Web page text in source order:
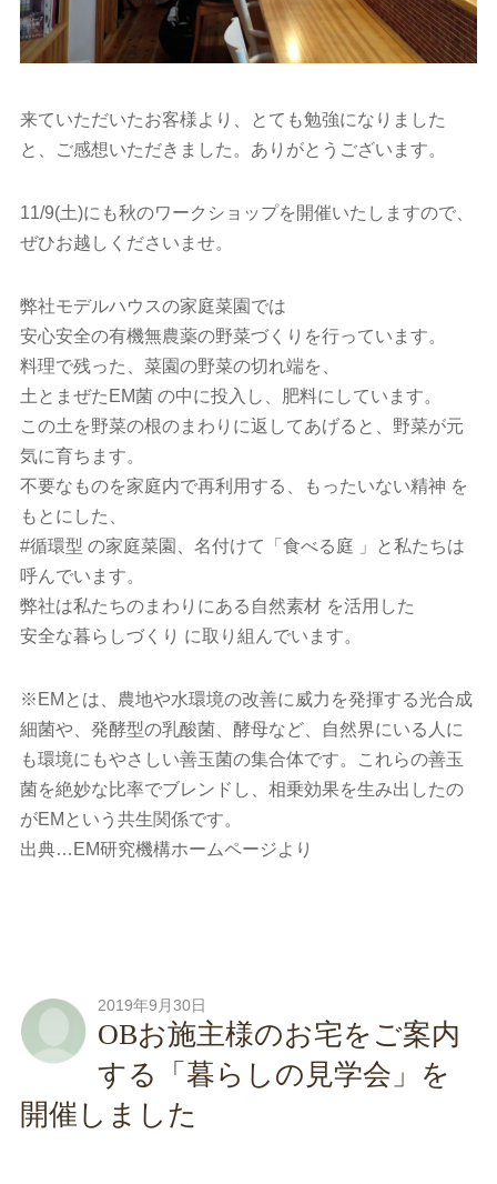
来ていただいたお客様より、とても勉強になりました
と、ご感想いただきました。ありがとうございます。
11/9(土)にも秋のワークショップを開催いたしますので、
ぜひお越しくださいませ。
弊社モデルハウスの家庭菜園では
安心安全の有機無農薬の野菜づくりを行っています。
料理で残った、菜園の野菜の切れ端を、
土とまぜたEM菌 の中に投入し、肥料にしています。
この土を野菜の根のまわりに返してあげると、野菜が元
気に育ちます。
不要なものを家庭内で再利用する、もったいない精神 を
もとにした、
#循環型 の家庭菜園、名付けて「食べる庭 」と私たちは
呼んでいます。
弊社は私たちのまわりにある自然素材 を活用した
安全な暮らしづくり に取り組んでいます。
※EMとは、農地や水環境の改善に威力を発揮する光合成
細菌や、発酵型の乳酸菌、酵母など、自然界にいる人に
も環境にもやさしい善玉菌の集合体です。これらの善玉
菌を絶妙な比率でブレンドし、相乗効果を生み出したの
がEMという共生関係です。
出典…EM研究機構ホームページより
2019年9月30日
OBお施主様のお宅をご案内
する「暮らしの見学会」を
開催しました